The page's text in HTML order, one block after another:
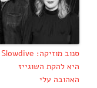
סנוב מוזיקה: Slowdive
היא להקת השוגייז
האהובה עלי